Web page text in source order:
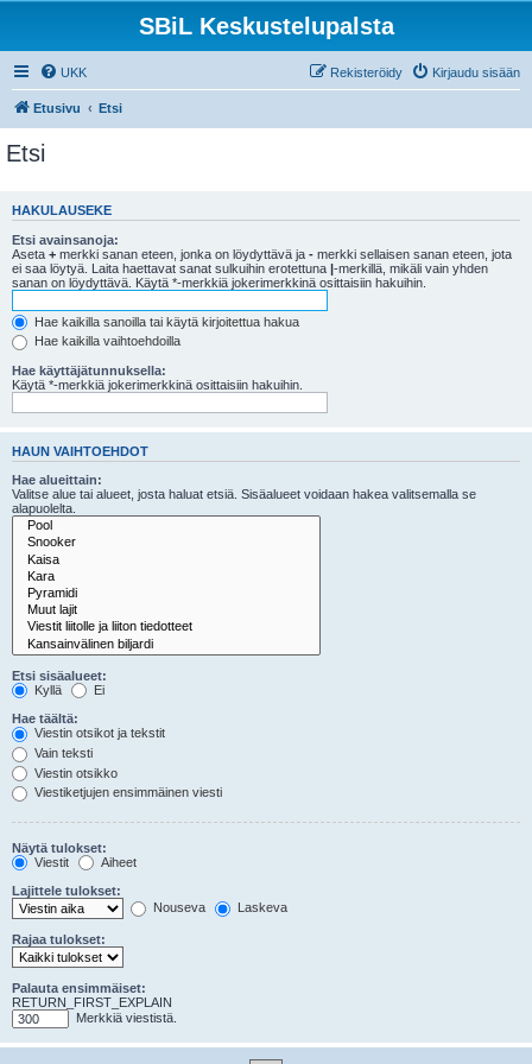
SBiL Keskustelupalsta
UKK Kirjaudu sisään
Rekisteröidy
Etusivu Etsi
Etsi
HAKULAUSEKE
Etsi avainsanoja:
Aseta + merkki sanan eteen, jonka on löydyttävä ja - merkki sellaisen sanan eteen, jota
ei saa löytyä. Laita haettavat sanat sulkuihin erotettuna |-merkillä, mikäli vain yhden
sanan on löydyttävä. Käytä *-merkkiä jokerimerkkinä osittaisiin hakuihin.
Hae kaikilla sanoilla tai käytä kirjoitettua hakua
Hae kaikilla vaihtoehdoilla
Hae käyttäjätunnuksella:
Käytä *-merkkiä jokerimerkkinä osittaisiin hakuihin.
HAUN VAIHTOEHDOT
Hae alueittain:
Valitse alue tai alueet, josta haluat etsiä. Sisäalueet voidaan hakea valitsemalla se
alapuolelta.
Etsi sisäalueet:
Kyllä
Ei
Hae täältä:
Viestin otsikot ja tekstit
Vain teksti
Viestin otsikko
Viestiketjujen ensimmäinen viesti
Näytä tulokset:
Viestit
Aiheet
Lajittele tulokset:
Nouseva
Laskeva
Rajaa tulokset:
Palauta ensimmäiset:
RETURN_FIRST_EXPLAIN
Merkkiä viestistä.